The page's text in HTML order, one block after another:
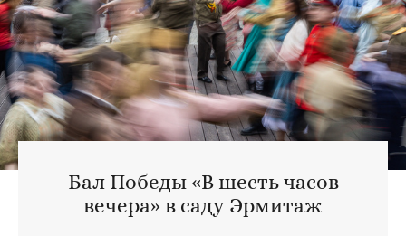
Бал Победы «В шесть часов
вечера» в саду Эрмитаж